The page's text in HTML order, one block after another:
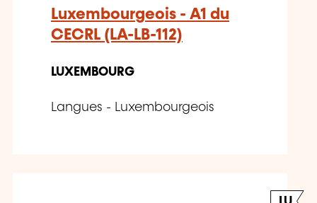
Luxembourgeois - A1 du
CECRL (LA-LB-112)
LUXEMBOURG
Langues - Luxembourgeois